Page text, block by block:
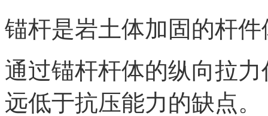
锚杆是岩土体加固的杆
通过锚杆杆体的纵向拉
远低于抗压能力的缺点。